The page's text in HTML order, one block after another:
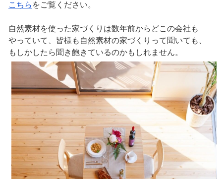
こちら をご覧ください。
自然素材を使った家づくりは数年前からどこの会社も
やっていて、皆様も自然素材の家づくりって聞いても、
もしかしたら聞き飽きているのかもしれません。